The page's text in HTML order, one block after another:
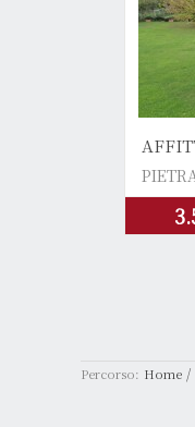
Percorso: Home /